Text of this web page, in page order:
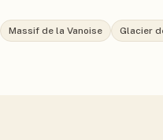
Massif de la Vanoise Glacier